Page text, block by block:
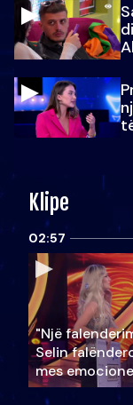
Klipe
02:57
"Një
Selin
mes